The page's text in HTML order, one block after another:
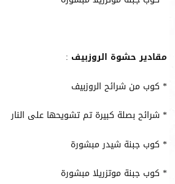
مقادير حشوة الروزبيف :
* كوب من شرائح الروزبيف
* شرائح بصلة كبيرة تم تشويحها على النار
* كوب جبنة شيدر مبشورة
* كوب جبنة موتزريلا مبشورة